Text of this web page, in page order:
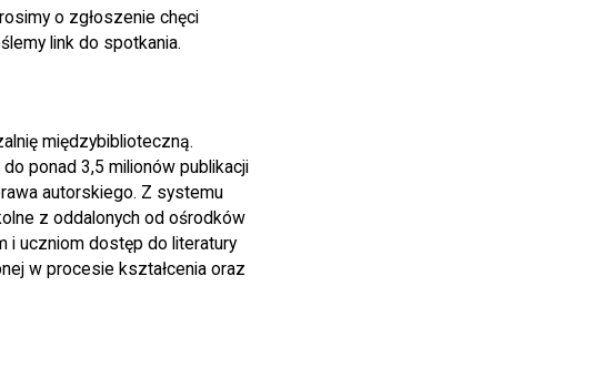
o zgłoszenie chęci
link do spotkania.
międzybiblioteczną.
ponad 3,5 milionów publikacji
autorskiego. Z systemu
z oddalonych od ośrodków
i uczniom dostęp do literatury
w procesie kształcenia oraz